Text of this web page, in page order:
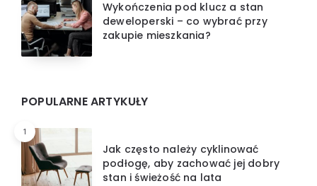
Wykończenia pod klucz a stan
deweloperski – co wybrać przy
zakupie mieszkania?
POPULARNE ARTYKUŁY
1
Jak często należy cyklinować
podłogę, aby zachować jej dobry
stan i świeżość na lata